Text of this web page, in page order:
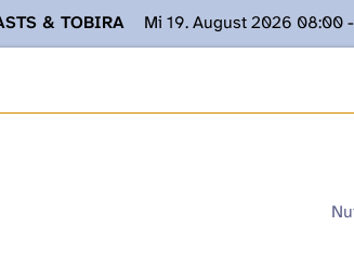
& TOBIRA
Mi 19. August 2026 08:00
nicht zur Verfügung stehen. Kontakt: